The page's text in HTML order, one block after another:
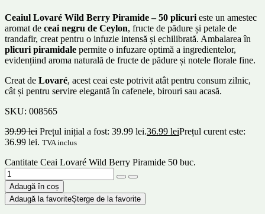
Ceaiul Lovaré Wild Berry Piramide – 50 plicuri este un amestec
aromat de ceai negru de Ceylon, fructe de pădure și petale de
trandafir, creat pentru o infuzie intensă și echilibrată. Ambalarea în
plicuri piramidale permite o infuzare optimă a ingredientelor,
evidențiind aroma naturală de fructe de pădure și notele florale fine.
Creat de Lovaré, acest ceai este potrivit atât pentru consum zilnic,
cât și pentru servire elegantă în cafenele, birouri sau acasă.
SKU: 008565
39.99lei Prețul inițial a fost: 39.99 lei.36.99 leiPrețul curent este:
36.99 lei. TVA inclus
Cantitate Ceai Lovaré Wild Berry Piramide 50 buc.
Adaugă în coș
Adaugă la favoriteȘterge de la favorite